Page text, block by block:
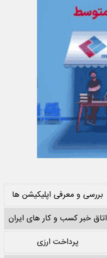
بررسی و معرفی اپلیکیشن ها
اتاق خبر کسب و کار های ایران
پرداخت ارزی